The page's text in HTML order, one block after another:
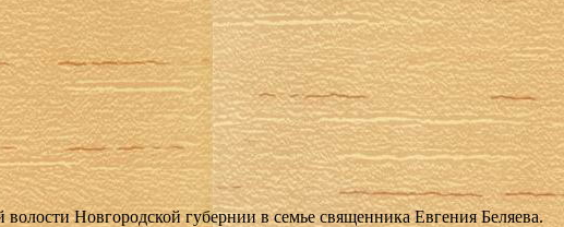
Нов­го­род­ской гу­бер­нии в се­мье свя­щен­ни­ка Ев­ге­ния Бе­ля­е­ва.